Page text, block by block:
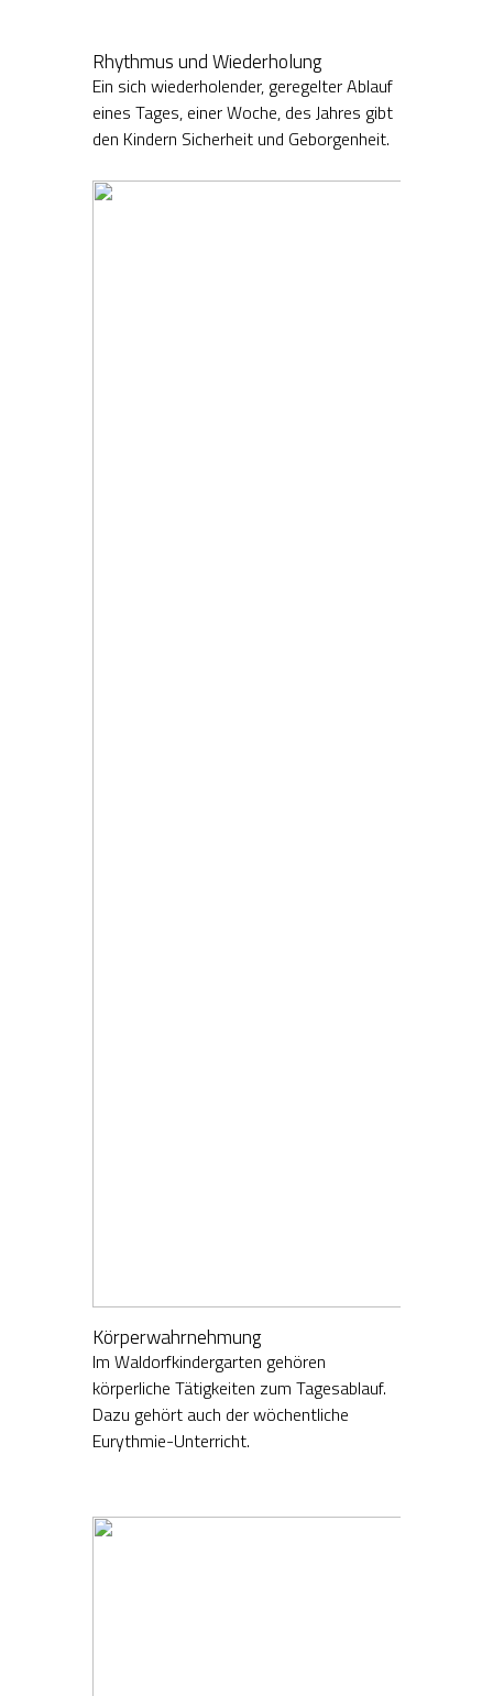
Rhythmus und Wiederholung
Ein sich wiederholender, geregelter Ablauf
eines Tages, einer Woche, des Jahres gibt
den Kindern Sicherheit und Geborgenheit.
Körperwahrnehmung
Im Waldorfkindergarten gehören
körperliche Tätigkeiten zum Tagesablauf.
Dazu gehört auch der wöchentliche
Eurythmie-Unterricht.